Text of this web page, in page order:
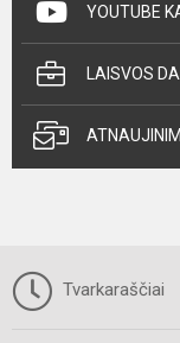
YOUTUBE
LAISVOS
Tvarkaraščiai